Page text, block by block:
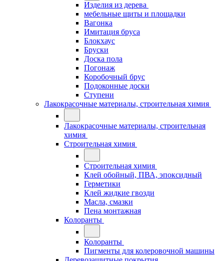
Изделия из дерева
мебельные щиты и площадки
Вагонка
Имитация бруса
Блокхаус
Бруски
Доска пола
Погонаж
Коробочный брус
Подоконные доски
Ступени
Лакокрасочные материалы, строительная химия
Лакокрасочные материалы, строительная
химия
Строительная химия
Строительная химия
Клей обойный, ПВА, эпоксидный
Герметики
Клей жидкие гвозди
Масла, смазки
Пена монтажная
Колоранты
Колоранты
Пигменты для колеровочной машины